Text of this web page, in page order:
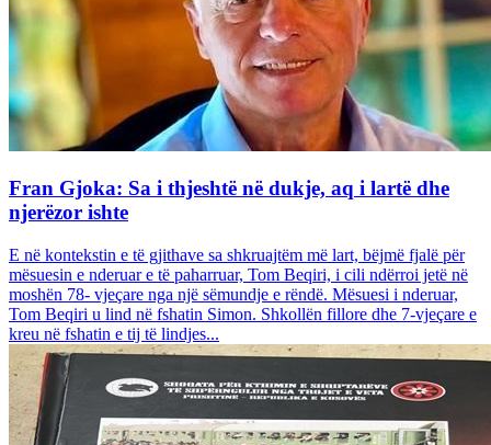
Fran Gjoka: Sa i thjeshtë në dukje, aq i lartë dhe
njerëzor ishte
E në kontekstin e të gjithave sa shkruajtëm më lart, bëjmë fjalë për
mësuesin e nderuar e të paharruar, Tom Beqiri, i cili ndërroi jetë në
moshën 78- vjeçare nga një sëmundje e rëndë. Mësuesi i nderuar,
Tom Beqiri u lind në fshatin Simon. Shkollën fillore dhe 7-vjeçare e
kreu në fshatin e tij të lindjes...